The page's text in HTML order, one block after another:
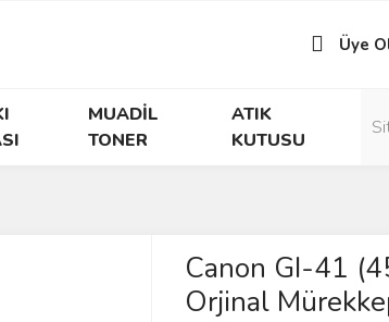
Üye
MUADİL
TONER
ATIK
KUTUSU
Canon GI-41
Orjinal